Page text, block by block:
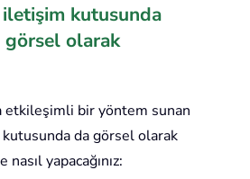
kutusunda
görsel olarak
etkileşimli bir yöntem sunan
da görsel olarak
yapacağınız: